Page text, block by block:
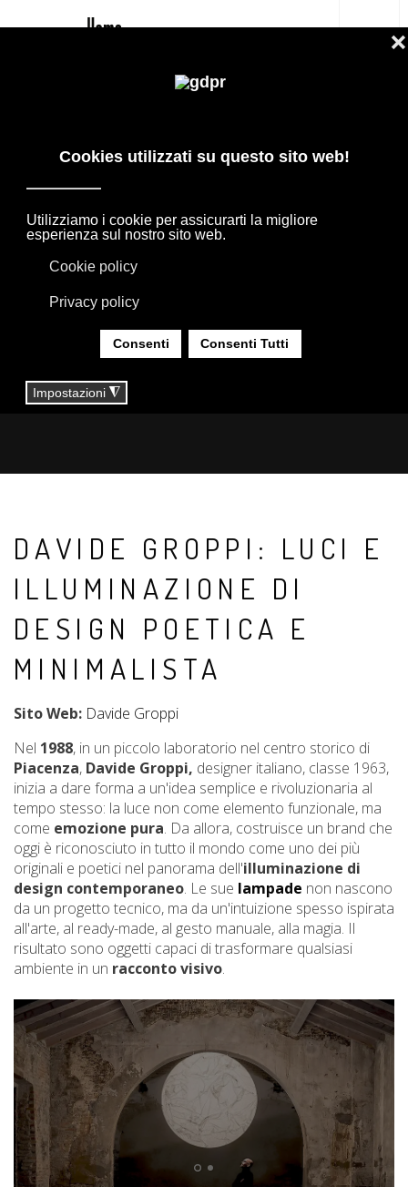
DAVIDE GROPPI: LUCI E
E MINIMALISTA
I MARCHI SELEZIONATI DEL DESIGN
INTERNAZIONALE PER PROGETTI
CONSULENZA DEL NOSTRO TEAM.
DAVIDE GROPPI: LUCI E ILLUMINAZIONE DI
DAVIDE GROPPI: LUCI E
ILLUMINAZIONE DI
DESIGN POETICA E
MINIMALISTA
Sito Web: Davide Groppi
Nel 1988, in un piccolo laboratorio nel centro storico di
Piacenza, Davide Groppi, designer italiano, classe 1963,
inizia a dare forma a un'idea semplice e rivoluzionaria al
tempo stesso: la luce non come elemento funzionale, ma
come emozione pura. Da allora, costruisce un brand che
oggi è riconosciuto in tutto il mondo come uno dei più
originali e poetici nel panorama dell'illuminazione di
design contemporaneo. Le sue lampade non nascono
da un progetto tecnico, ma da un'intuizione spesso ispirata
all'arte, al ready-made, al gesto manuale, alla magia. Il
risultato sono oggetti capaci di trasformare qualsiasi
ambiente in un racconto visivo.